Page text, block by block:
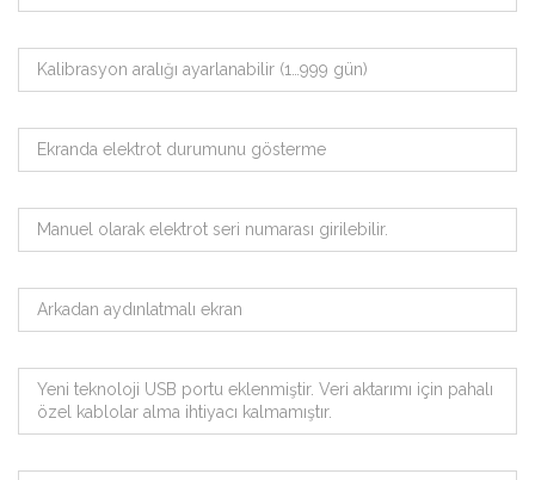
Kalibrasyon aralığı ayarlanabilir (1…999 gün)
Ekranda elektrot durumunu gösterme
Manuel olarak elektrot seri numarası girilebilir.
Arkadan aydınlatmalı ekran
Yeni teknoloji USB portu eklenmiştir. Veri aktarımı için pahalı
özel kablolar alma ihtiyacı kalmamıştır.